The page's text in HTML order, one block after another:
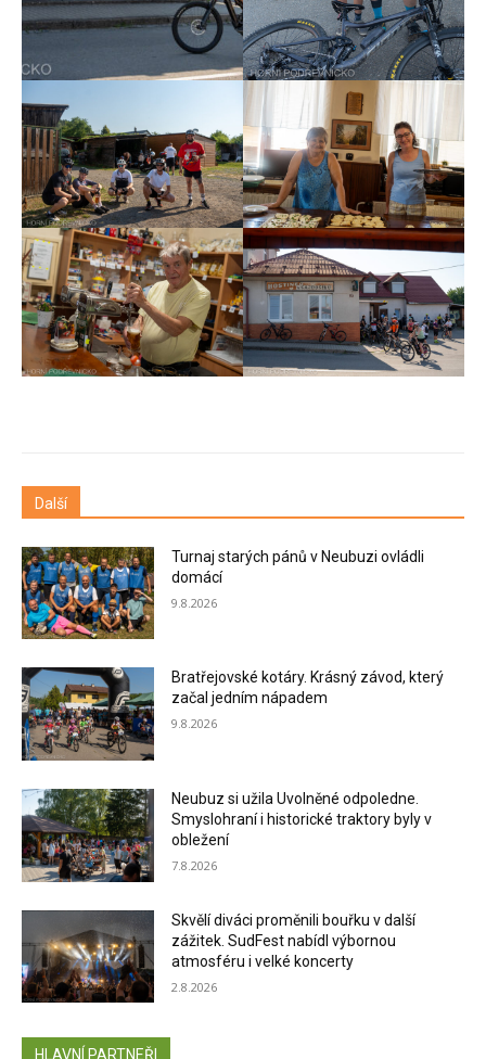
Další
Turnaj starých pánů v Neubuzi ovládli
domácí
9.8.2026
Bratřejovské kotáry. Krásný závod, který
začal jedním nápadem
9.8.2026
Neubuz si užila Uvolněné odpoledne.
Smyslohraní i historické traktory byly v
obležení
7.8.2026
Skvělí diváci proměnili bouřku v další
zážitek. SudFest nabídl výbornou
atmosféru i velké koncerty
2.8.2026
HLAVNÍ PARTNEŘI